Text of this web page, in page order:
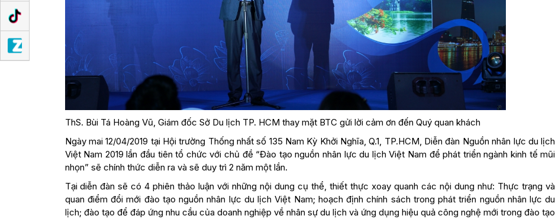
ThS. Bùi Tá Hoàng Vũ, Giám đốc Sở Du lịch TP. HCM thay mặt BTC gửi lời cảm ơn đến Quý quan khách
Ngày mai 12/04/2019 tại Hội trường Thống nhất số 135 Nam Kỳ Khởi Nghĩa, Q.1, TP.HCM, Diễn đàn Nguồn nhân lực du lịch
Việt Nam 2019 lần đầu tiên tổ chức với chủ đề “Đào tạo nguồn nhân lực du lịch Việt Nam để phát triển ngành kinh tế mũi
nhọn” sẽ chính thức diễn ra và sẽ duy trì 2 năm một lần.
Tại diễn đàn sẽ có 4 phiên thảo luận với những nội dung cụ thể, thiết thực xoay quanh các nội dung như: Thực trạng và
quan điểm đổi mới đào tạo nguồn nhân lực du lịch Việt Nam; hoạch định chính sách trong phát triển nguồn nhân lực du
lịch; đào tạo để đáp ứng nhu cầu của doanh nghiệp về nhân sự du lịch và ứng dụng hiệu quả công nghệ mới trong đào tạo